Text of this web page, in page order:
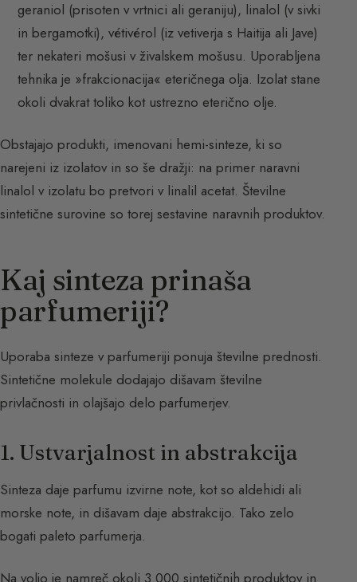
geraniol (prisoten v vrtnici ali geraniju), linalol (v sivki
in bergamotki), vétivérol (iz vetiverja s Haitija ali Jave)
ter nekateri mošusi v živalskem mošusu. Uporabljena
tehnika je »frakcionacija« eteričnega olja. Izolat stane
okoli dvakrat toliko kot ustrezno eterično olje.
Obstajajo produkti, imenovani hemi-sinteze, ki so
narejeni iz izolatov in so še dražji: na primer naravni
linalol v izolatu bo pretvori v linalil acetat. Številne
sintetične surovine so torej sestavine naravnih produktov.
Kaj sinteza prinaša
parfumeriji?
Uporaba sinteze v parfumeriji ponuja številne prednosti.
Sintetične molekule dodajajo dišavam številne
privlačnosti in olajšajo delo parfumerjev.
1. Ustvarjalnost in abstrakcija
Sinteza daje parfumu izvirne note, kot so aldehidi ali
morske note, in dišavam daje abstrakcijo. Tako zelo
bogati paleto parfumerja.